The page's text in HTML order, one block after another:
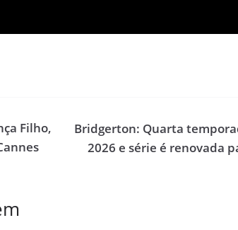
Filho,
Bridgerton: Quarta
2026 e série é renovada